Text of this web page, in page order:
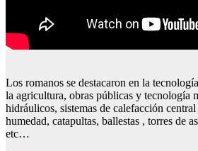
Los romanos se destacaron en la
la agricultura, obras públicas y tecnología
hidráulicos, sistemas de calefacción
humedad, catapultas, ballestas , torres de
etc…